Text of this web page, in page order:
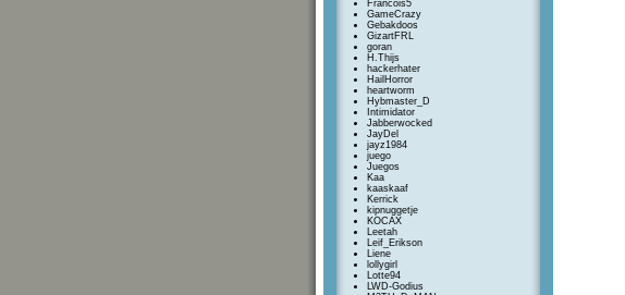
Francois5
GameCrazy
Gebakdoos
GizartFRL
goran
H.Thijs
hackerhater
HailHorror
heartworm
Hybmaster_D
Intimidator
Jabberwocked
JayDel
jayz1984
juego
Juegos
Kaa
kaaskaaf
Kerrick
kipnuggetje
KOCAX
Leetah
Leif_Erikson
Liene
lollygirl
Lotte94
LWD-Godius